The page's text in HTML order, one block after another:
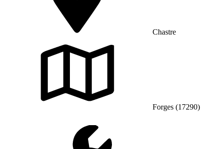
Chastre
Forges (17290)